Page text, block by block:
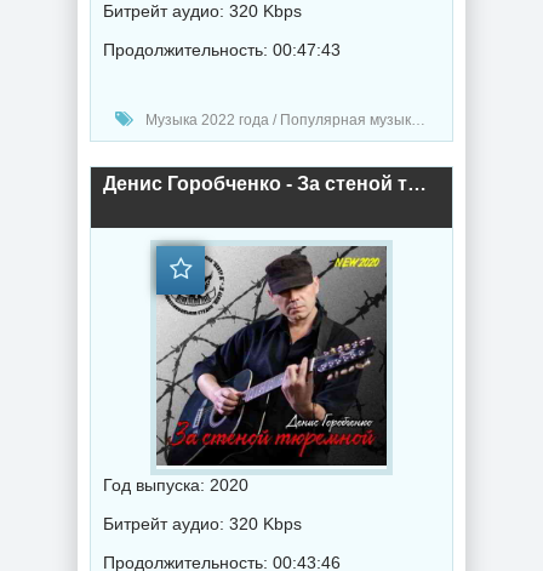
Битрейт аудио: 320 Kbps
Продолжительность: 00:47:43
Музыка 2022 года / Популярная музыка / Шансон музыка / Альбомы музыка
Денис Горобченко - За стеной тюремной (2020) торрент
Год выпуска: 2020
Битрейт аудио: 320 Kbps
Продолжительность: 00:43:46